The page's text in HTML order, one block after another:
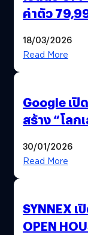
ค่าตัว
18/03/2026
Read More
Google เปิ
สร้าง “โลก
30/01/2026
Read More
SYNNEX เ
OPEN